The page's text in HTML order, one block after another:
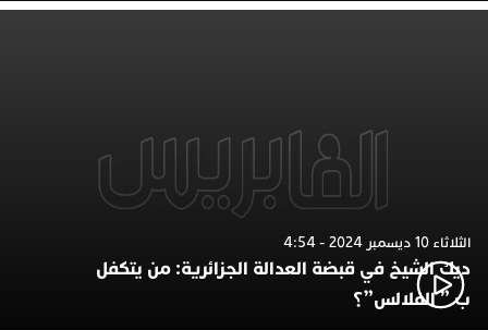
الثلاثاء 10 ديسمبر 2024 - 4:54
ديك الشيخ في قبضة العدالة الجزائرية: من يتكفل
ب ” الفلالس”؟